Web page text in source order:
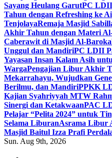
Sayang Heulang GarutPC
Tahun dengan Refreshing ke
TenjolayaRemaja Masjid
Akhir Tahun dengan Materi
Caberawit di Masjid Al-
Unggul dan MandiriPC LDII
Yayasan Insan Kalam Asih
WargaPengajian Libur Akhir
Mekarrahayu, Wujudkan
Berilmu, dan MandiriPPKK
Kajian Syahriyyah MTW
Sinergi dan KetakwaanPAC
Pelajar “Pelita 2024” untuk
Selama LiburanAsrama Libur
Masjid Baitul Izza Prafi
Sun. Aug 9th, 2026